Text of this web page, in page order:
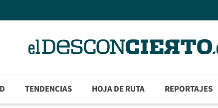
TENDENCIAS HOJA DE RUTA REPORTAJES